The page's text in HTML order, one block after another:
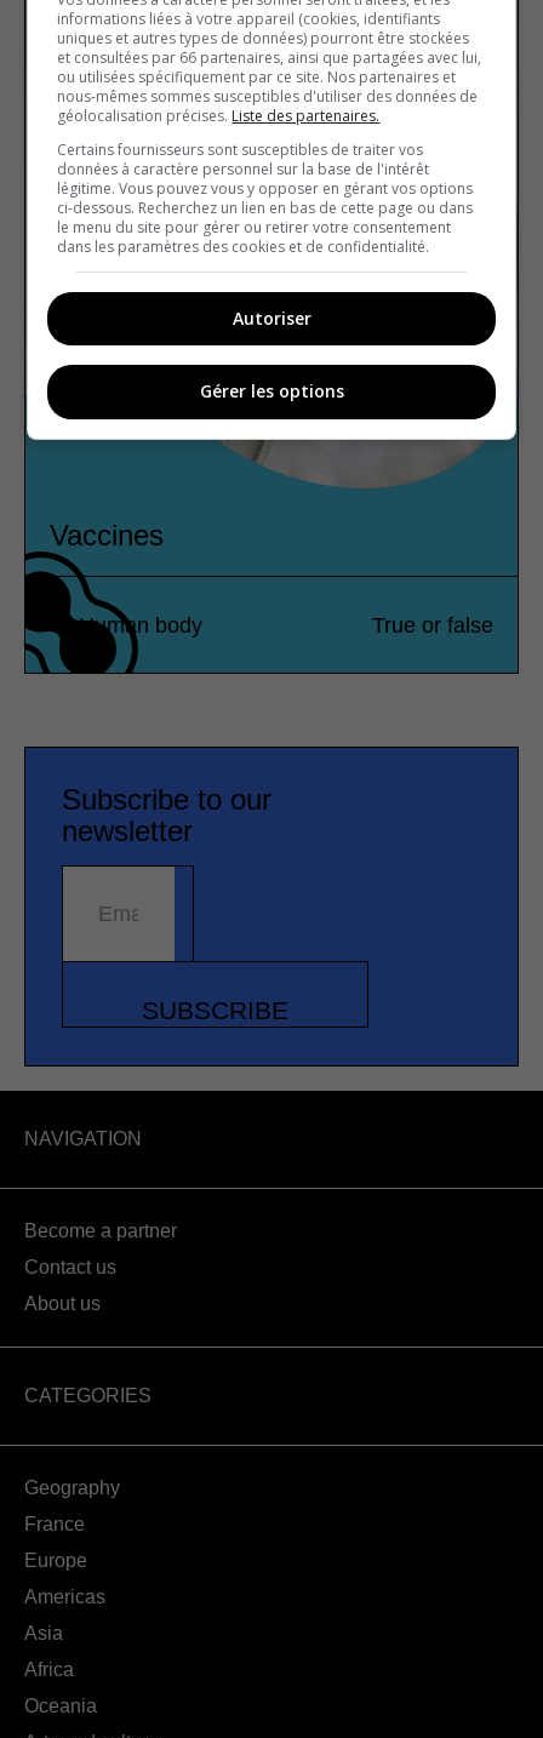
Vaccines
Human body True or false
Subscribe to our
newsletter
Email address
SUBSCRIBE
NAVIGATION
Become a partner
Contact us
About us
CATEGORIES
Geography
France
Europe
Americas
Asia
Africa
Oceania
informations liées à votre appareil (cookies, identifiants
uniques et autres types de données) pourront être stockées
et consultées par 66 partenaires, ainsi que partagées avec lui,
ou utilisées spécifiquement par ce site. Nos partenaires et
nous-mêmes sommes susceptibles d'utiliser des données de
géolocalisation précises. Liste des partenaires.
Certains fournisseurs sont susceptibles de traiter vos
données à caractère personnel sur la base de l'intérêt
légitime. Vous pouvez vous y opposer en gérant vos options
ci-dessous. Recherchez un lien en bas de cette page ou dans
le menu du site pour gérer ou retirer votre consentement
dans les paramètres des cookies et de confidentialité.
Autoriser
Gérer les options